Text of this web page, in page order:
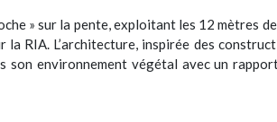
» sur la pente, exploitant les 12 mètres
la RIA. L’architecture, inspirée des
son environnement végétal avec un